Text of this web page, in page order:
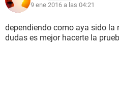
9 ene 2016 a las 04:21
dependiendo como aya sido la
dudas es mejor hacerte la